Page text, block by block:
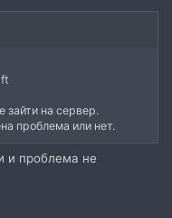
зайти на сервер.
проблема или нет.
и проблема не